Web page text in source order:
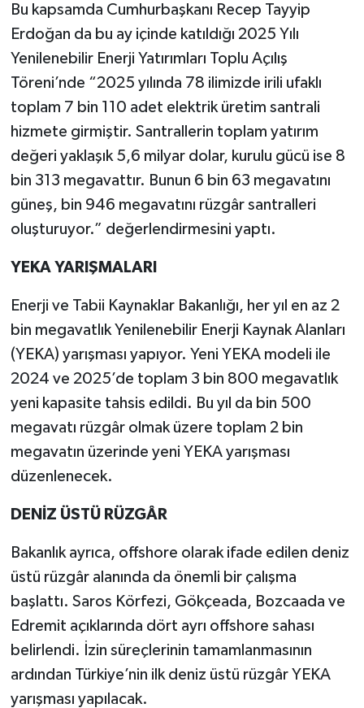
Bu kapsamda Cumhurbaşkanı Recep Tayyip
Erdoğan da bu ay içinde katıldığı 2025 Yılı
Yenilenebilir Enerji Yatırımları Toplu Açılış
Töreni’nde “2025 yılında 78 ilimizde irili ufaklı
toplam 7 bin 110 adet elektrik üretim santrali
hizmete girmiştir. Santrallerin toplam yatırım
değeri yaklaşık 5,6 milyar dolar, kurulu gücü ise 8
bin 313 megavattır. Bunun 6 bin 63 megavatını
güneş, bin 946 megavatını rüzgâr santralleri
oluşturuyor.” değerlendirmesini yaptı.
YEKA YARIŞMALARI
Enerji ve Tabii Kaynaklar Bakanlığı, her yıl en az 2
bin megavatlık Yenilenebilir Enerji Kaynak Alanları
(YEKA) yarışması yapıyor. Yeni YEKA modeli ile
2024 ve 2025’de toplam 3 bin 800 megavatlık
yeni kapasite tahsis edildi. Bu yıl da bin 500
megavatı rüzgâr olmak üzere toplam 2 bin
megavatın üzerinde yeni YEKA yarışması
düzenlenecek.
DENİZ ÜSTÜ RÜZGÂR
Bakanlık ayrıca, offshore olarak ifade edilen deniz
üstü rüzgâr alanında da önemli bir çalışma
başlattı. Saros Körfezi, Gökçeada, Bozcaada ve
Edremit açıklarında dört ayrı offshore sahası
belirlendi. İzin süreçlerinin tamamlanmasının
ardından Türkiye’nin ilk deniz üstü rüzgâr YEKA
yarışması yapılacak.